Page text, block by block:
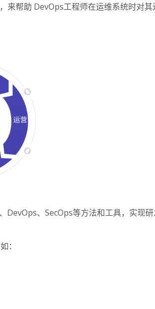
帮助 DevOps工程师在运维系统时对其
、SecOps等方法和工具，实现
：